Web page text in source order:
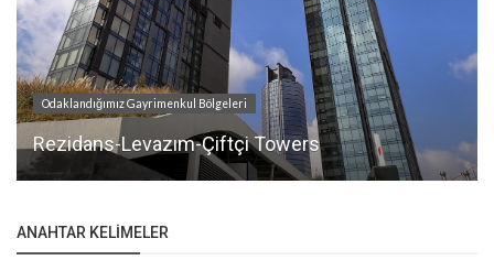
Odaklandığımız Gayrimenkul Bölgeleri
Rezidans-Levazım-Çiftçi Towers
ANAHTAR KELIMELER